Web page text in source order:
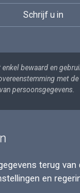
bewaard en
met
persoonsgegevens.
terug
en